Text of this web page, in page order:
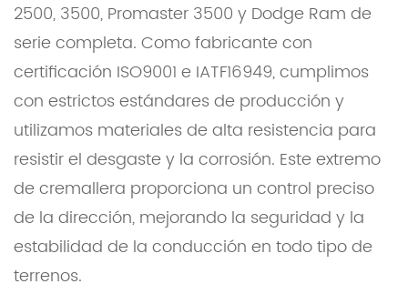
2500, 3500, Promaster 3500 y Dodge Ram de
serie completa. Como fabricante con
certificación ISO9001 e IATF16949, cumplimos
con estrictos estándares de producción y
utilizamos materiales de alta resistencia para
resistir el desgaste y la corrosión. Este extremo
de cremallera proporciona un control preciso
de la dirección, mejorando la seguridad y la
estabilidad de la conducción en todo tipo de
terrenos.